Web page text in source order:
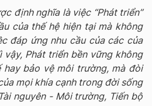
định nghĩa là việc “Phát triển”
của thế hệ hiện tại mà không
đáp ứng nhu cầu của các của
Phát triển bền vững không
hay bảo vệ môi trường, mà đòi
mọi khía cạnh trong đời sống
nguyên - Môi trường, Tiến bộ